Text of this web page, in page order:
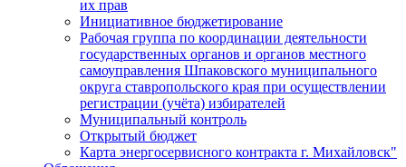
их прав
Инициативное бюджетирование
Рабочая группа по координации деятельности
государственных органов и органов местного
самоуправления Шпаковского муниципального
округа ставропольского края при осуществлении
регистрации (учёта) избирателей
Муниципальный контроль
Открытый бюджет
Карта энергосервисного контракта г. Михайловск"